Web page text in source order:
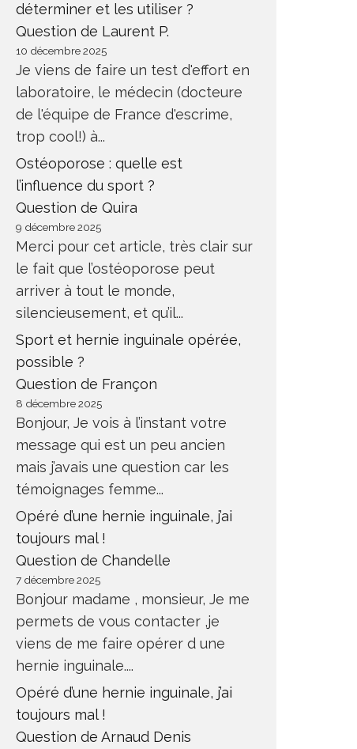
NOUVELLE ANNÉE, NOUVELLE
SAISON, NOUVELLES
RÉSOLUTIONS
NUTRITION DIÉTÉTIQUE DE L'EFFORT
déterminer et les utiliser ?
Question de Laurent P.
10 décembre 2025
Je viens de faire un test d'effort en
laboratoire, le médecin (docteure
de l'équipe de France d'escrime,
trop cool!) à...
Ostéoporose : quelle est
l’influence du sport ?
Question de Quira
9 décembre 2025
Merci pour cet article, très clair sur
le fait que l’ostéoporose peut
arriver à tout le monde,
silencieusement, et qu’il...
Sport et hernie inguinale opérée,
possible ?
Question de Françon
8 décembre 2025
Bonjour, Je vois à l’instant votre
message qui est un peu ancien
mais j’avais une question car les
témoignages femme...
Opéré d’une hernie inguinale, j’ai
toujours mal !
Question de Chandelle
7 décembre 2025
Bonjour madame , monsieur, Je me
permets de vous contacter ,je
viens de me faire opérer d une
hernie inguinale....
Opéré d’une hernie inguinale, j’ai
toujours mal !
Question de Arnaud Denis